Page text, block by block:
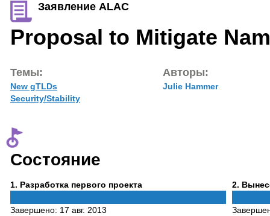
Заявление ALAC
Proposal to Mitigate
Темы:
New gTLDs
Security/Stability
Авторы:
Julie Hammer
Состояние
1 Phase
. Разработка первого проекта
Завершено: 17 авг. 2013
2 Phase
.